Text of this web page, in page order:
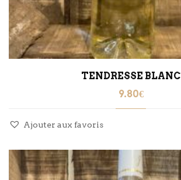
TENDRESSE BLANC
9.80€
Ajouter aux favoris